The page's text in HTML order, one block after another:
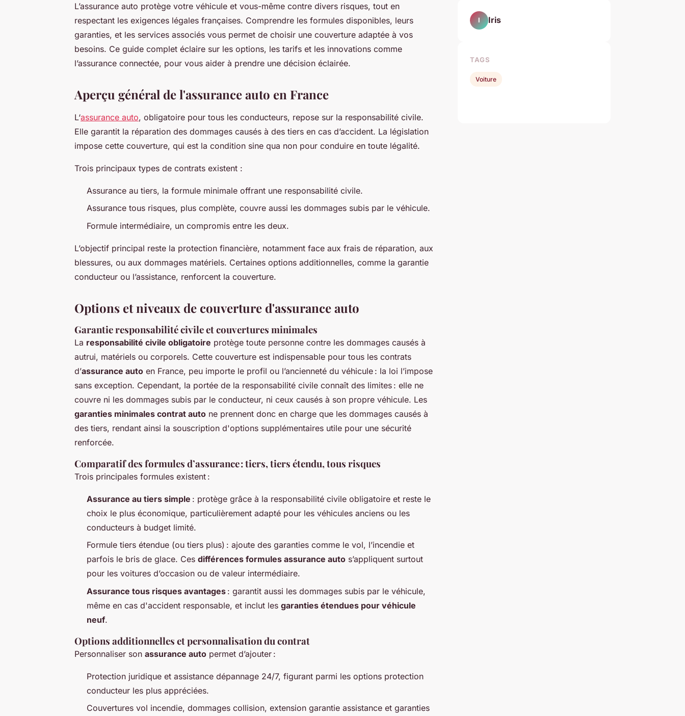
L’assurance auto protège votre véhicule et vous-même contre divers risques, tout en
respectant les exigences légales françaises. Comprendre les formules disponibles, leurs
garanties, et les services associés vous permet de choisir une couverture adaptée à vos
besoins. Ce guide complet éclaire sur les options, les tarifs et les innovations comme
l’assurance connectée, pour vous aider à prendre une décision éclairée.
Aperçu général de l'assurance auto en France
L‘assurance auto, obligatoire pour tous les conducteurs, repose sur la responsabilité civile.
Elle garantit la réparation des dommages causés à des tiers en cas d’accident. La législation
impose cette couverture, qui est la condition sine qua non pour conduire en toute légalité.
Trois principaux types de contrats existent :
Assurance au tiers, la formule minimale offrant une responsabilité civile.
Assurance tous risques, plus complète, couvre aussi les dommages subis par le véhicule.
Formule intermédiaire, un compromis entre les deux.
L’objectif principal reste la protection financière, notamment face aux frais de réparation, aux
blessures, ou aux dommages matériels. Certaines options additionnelles, comme la garantie
conducteur ou l’assistance, renforcent la couverture.
Options et niveaux de couverture d'assurance auto
Garantie responsabilité civile et couvertures minimales
La responsabilité civile obligatoire protège toute personne contre les dommages causés à
autrui, matériels ou corporels. Cette couverture est indispensable pour tous les contrats
d’assurance auto en France, peu importe le profil ou l’ancienneté du véhicule : la loi l’impose
sans exception. Cependant, la portée de la responsabilité civile connaît des limites : elle ne
couvre ni les dommages subis par le conducteur, ni ceux causés à son propre véhicule. Les
garanties minimales contrat auto ne prennent donc en charge que les dommages causés à
des tiers, rendant ainsi la souscription d'options supplémentaires utile pour une sécurité
renforcée.
Comparatif des formules d’assurance : tiers, tiers étendu, tous risques
Trois principales formules existent :
Assurance au tiers simple : protège grâce à la responsabilité civile obligatoire et reste le
choix le plus économique, particulièrement adapté pour les véhicules anciens ou les
conducteurs à budget limité.
Formule tiers étendue (ou tiers plus) : ajoute des garanties comme le vol, l’incendie et
parfois le bris de glace. Ces différences formules assurance auto s’appliquent surtout
pour les voitures d’occasion ou de valeur intermédiaire.
Assurance tous risques avantages : garantit aussi les dommages subis par le véhicule,
même en cas d'accident responsable, et inclut les garanties étendues pour véhicule
neuf.
Options additionnelles et personnalisation du contrat
Personnaliser son assurance auto permet d’ajouter :
Protection juridique et assistance dépannage 24/7, figurant parmi les options protection
conducteur les plus appréciées.
Couvertures vol incendie, dommages collision, extension garantie assistance et garanties
I Iris
TAGS
Voiture